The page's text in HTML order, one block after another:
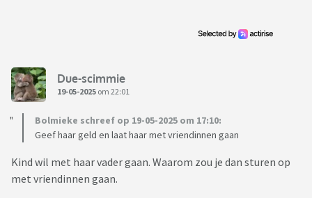
Due-scimmie
19-05-2025 om 22:01
Bolmieke schreef op 19-05-2025 om 17:10:
Geef haar geld en laat haar met vriendinnen gaan
Kind wil met haar vader gaan. Waarom zou je dan sturen op
met vriendinnen gaan.